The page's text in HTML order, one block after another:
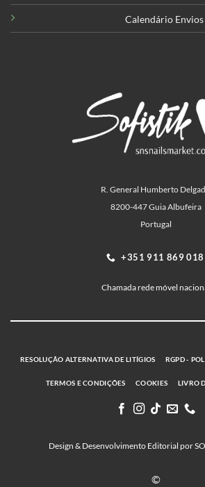
Calendário Envios
R. General Humberto
8200-447 Guia Albufeira
Portugal
+351 911 869 018
Chamada rede móvel
RESOLUÇÃO ALTERNATIVA DE LITÍGIOS RGPD -
TERMOS E CONDIÇÕES COOKIES LIVRO
Design & Desenvolvimento Editorial por
©